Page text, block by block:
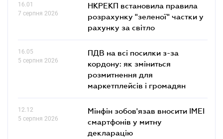
16.01
7 серпня 2026
НКРЕКП встановила правила
розрахунку "зеленої" частки у
рахунку за світло
16.05
5 серпня 2026
ПДВ на всі посилки з-за
кордону: як зміниться
розмитнення для
маркетплейсів і громадян
12.12
5 серпня 2026
Мінфін зобов'язав вносити IMEI
смартфонів у митну
декларацію